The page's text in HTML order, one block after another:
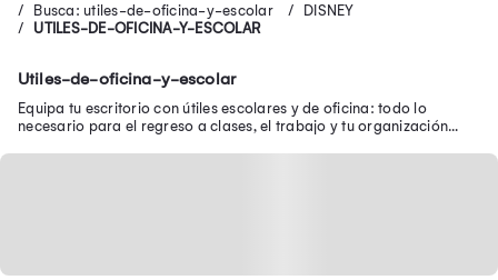
Busca: utiles-de-oficina-y-escolar
DISNEY
UTILES-DE-OFICINA-Y-ESCOLAR
Utiles-de-oficina-y-escolar
Equipa tu escritorio con útiles escolares y de oficina: todo lo
necesario para el regreso a clases, el trabajo y tu organización